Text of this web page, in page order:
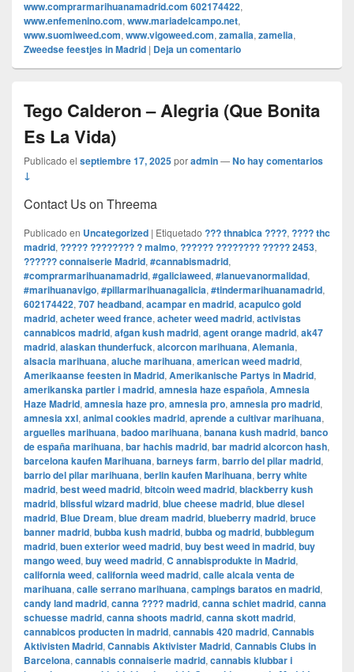
www.comprarmarihuanamadrid.com 602174422,
www.enfemenino.com, www.mariadelcampo.net,
www.suomiweed.com, www.vigoweed.com, zamalia, zamelia,
Zweedse feestjes in Madrid | Deja un comentario
Tego Calderon – Alegria (Que Bonita
Es La Vida)
Publicado el septiembre 17, 2025poradmin—No hay comentarios
↓
Contact Us on Threema
Publicado en Uncategorized | Etiquetado ??? thnabica ????, ???? thc
madrid, ????? ???????? ? malmo, ?????? ???????? ????? 2453,
?????? connaiserie Madrid, #cannabismadrid,
#comprarmarihuanamadrid, #galiciaweed, #lanuevanormalidad,
#marihuanavigo, #pillarmarihuanagalicia, #tindermarihuanamadrid,
602174422, 707 headband, acampar en madrid, acapulco gold
madrid, acheter weed france, acheter weed madrid, activistas
cannabicos madrid, afgan kush madrid, agent orange madrid, ak47
madrid, alaskan thunderfuck, alcorcon marihuana, Alemania,
alsacia marihuana, aluche marihuana, american weed madrid,
Amerikaanse feesten in Madrid, Amerikanische Partys in Madrid,
amerikanska partier i madrid, amnesia haze española, Amnesia
Haze Madrid, amnesia haze pro, amnesia pro, amnesia pro madrid,
amnesia xxl, animal cookies madrid, aprende a cultivar marihuana,
arguelles marihuana, badoo marihuana, banana kush madrid, banco
de españa marihuana, bar hachis madrid, bar madrid alcorcon hash,
barcelona kaufen Marihuana, barneys farm, barrio del pilar madrid,
barrio del pilar marihuana, berlin kaufen Marihuana, berry white
madrid, best weed madrid, bitcoin weed madrid, blackberry kush
madrid, blissful wizard madrid, blue cheese madrid, blue diesel
madrid, Blue Dream, blue dream madrid, blueberry madrid, bruce
banner madrid, bubba kush madrid, bubba og madrid, bubblegum
madrid, buen exterior weed madrid, buy best weed in madrid, buy
mango weed, buy weed madrid, C annabisprodukte in Madrid,
california weed, california weed madrid, calle alcala venta de
marihuana, calle serrano marihuana, campings baratos en madrid,
candy land madrid, canna ???? madrid, canna schiet madrid, canna
schuesse madrid, canna shoots madrid, canna skott madrid,
cannabicos producten in madrid, cannabis 420 madrid, Cannabis
Aktivisten Madrid, Cannabis Aktivister Madrid, Cannabis Clubs in
Barcelona, cannabis connaiserie madrid, cannabis klubbar i